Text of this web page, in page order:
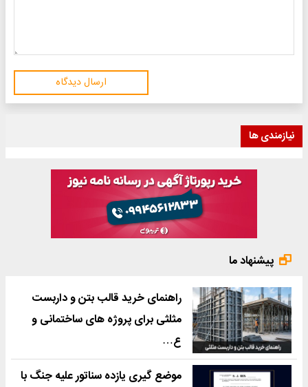
ارسال دیدگاه
نیازمندی ها
پیشنهاد ما
راهنمای خرید قالب بتن و داربست
مثلثی برای پروژه های ساختمانی و
ع…
موضع گیری یازده سناتور علیه جنگ با